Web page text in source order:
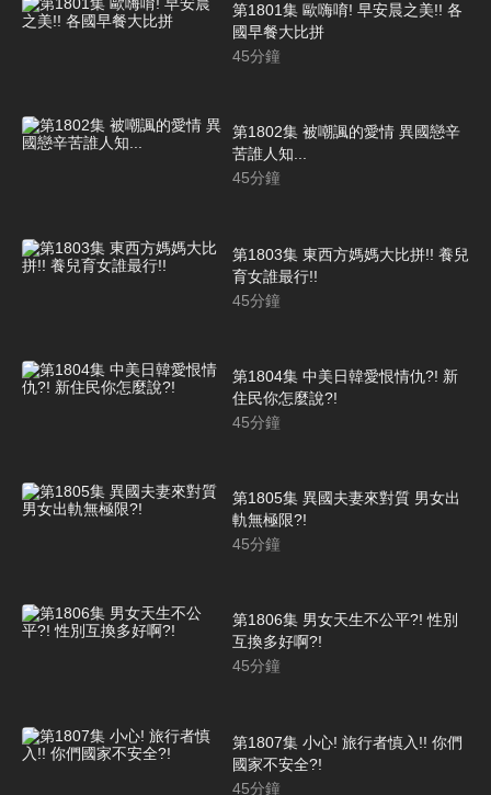
第1801集 歐嗨唷! 早安晨之美!! 各
國早餐大比拼
45分鐘
第1802集 被嘲諷的愛情 異國戀辛
苦誰人知...
45分鐘
第1803集 東西方媽媽大比拼!! 養兒
育女誰最行!!
45分鐘
第1804集 中美日韓愛恨情仇?! 新
住民你怎麼說?!
45分鐘
第1805集 異國夫妻來對質 男女出
軌無極限?!
45分鐘
第1806集 男女天生不公平?! 性別
互換多好啊?!
45分鐘
第1807集 小心! 旅行者慎入!! 你們
國家不安全?!
45分鐘